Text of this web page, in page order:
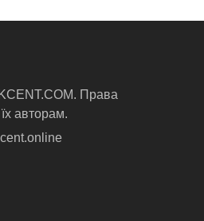
Права
авторам.